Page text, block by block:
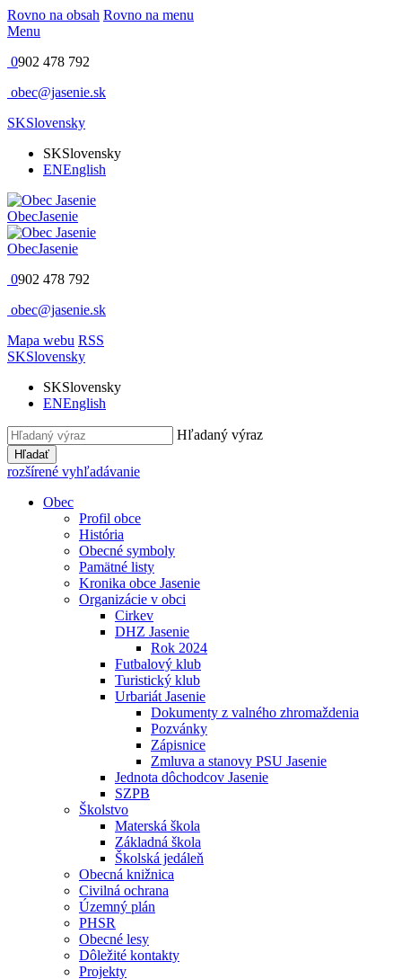
Rovno na obsah Rovno na menu
Menu
0902 478 792
obec@jasenie.sk
SKSlovensky
SKSlovensky
ENEnglish
ObecJasenie
ObecJasenie
0902 478 792
obec@jasenie.sk
Mapa webu RSS
SKSlovensky
SKSlovensky
ENEnglish
Hľadaný výraz
Hľadať
rozšírené vyhľadávanie
Obec
Profil obce
História
Obecné symboly
Pamätné listy
Kronika obce Jasenie
Organizácie v obci
Cirkev
DHZ Jasenie
Rok 2024
Futbalový klub
Turistický klub
Urbariát Jasenie
Dokumenty z valného zhromaždenia
Pozvánky
Zápisnice
Zmluva a stanovy PSU Jasenie
Jednota dôchodcov Jasenie
SZPB
Školstvo
Materská škola
Základná škola
Školská jedáleň
Obecná knižnica
Civilná ochrana
Územný plán
PHSR
Obecné lesy
Dôležité kontakty
Projekty